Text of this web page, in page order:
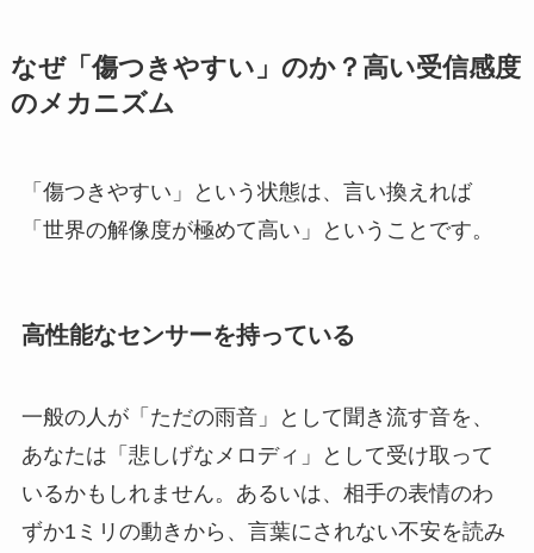
なぜ「傷つきやすい」のか？高い受信感度
のメカニズム
「傷つきやすい」という状態は、言い換えれば
「世界の解像度が極めて高い」ということです。
高性能なセンサーを持っている
一般の人が「ただの雨音」として聞き流す音を、
あなたは「悲しげなメロディ」として受け取って
いるかもしれません。あるいは、相手の表情のわ
ずか1ミリの動きから、言葉にされない不安を読み